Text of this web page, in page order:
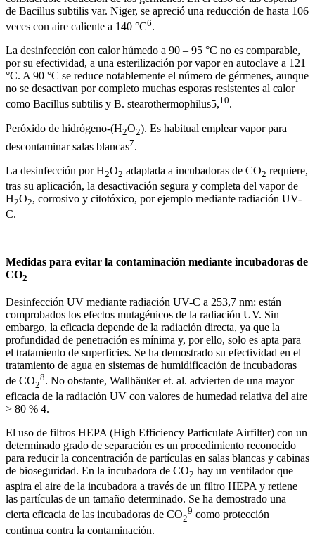
de Bacillus subtilis var. Niger, se apreció una reducción de hasta 106
veces con aire caliente a 140 °C6.
La desinfección con calor húmedo a 90 – 95 °C no es comparable,
por su efectividad, a una esterilización por vapor en autoclave a 121
°C. A 90 °C se reduce notablemente el número de gérmenes, aunque
no se desactivan por completo muchas esporas resistentes al calor
como Bacillus subtilis y B. stearothermophilus5,10.
Peróxido de hidrógeno-(H2O2). Es habitual emplear vapor para
descontaminar salas blancas7.
La desinfección por H2O2 adaptada a incubadoras de CO2 requiere,
tras su aplicación, la desactivación segura y completa del vapor de
H2O2, corrosivo y citotóxico, por ejemplo mediante radiación UV-
C.
Medidas para evitar la contaminación mediante incubadoras de
CO2
Desinfección UV mediante radiación UV-C a 253,7 nm: están
comprobados los efectos mutagénicos de la radiación UV. Sin
embargo, la eficacia depende de la radiación directa, ya que la
profundidad de penetración es mínima y, por ello, solo es apta para
el tratamiento de superficies. Se ha demostrado su efectividad en el
tratamiento de agua en sistemas de humidificación de incubadoras
de CO2
8. No obstante, Wallhäußer et. al. advierten de una mayor
eficacia de la radiación UV con valores de humedad relativa del aire
> 80 % 4.
El uso de filtros HEPA (High Efficiency Particulate Airfilter) con un
determinado grado de separación es un procedimiento reconocido
para reducir la concentración de partículas en salas blancas y cabinas
de bioseguridad. En la incubadora de CO2 hay un ventilador que
aspira el aire de la incubadora a través de un filtro HEPA y retiene
las partículas de un tamaño determinado. Se ha demostrado una
cierta eficacia de las incubadoras de CO2
9 como protección
continua contra la contaminación.